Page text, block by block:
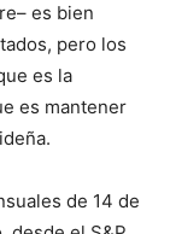
es bien
pero los
es la
es mantener
de 14 de